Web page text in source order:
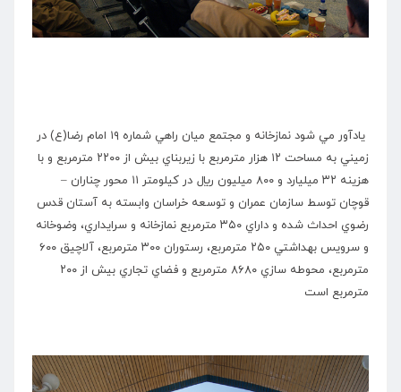
يادآور مي شود نمازخانه و مجتمع ميان راهي شماره ۱۹ امام رضا(ع) در
زميني به مساحت ۱۲ هزار مترمربع با زيربناي بيش از ۲۲۰۰ مترمربع و با
هزينه ۳۲ ميليارد و ۸۰۰ ميليون ريال در كيلومتر ۱۱ محور چناران –
قوچان توسط سازمان عمران و توسعه خراسان وابسته به آستان قدس
رضوي احداث شده و داراي ۳۵۰ مترمربع نمازخانه و سرايداري، وضوخانه
و سرويس بهداشتي ۲۵۰ مترمربع، رستوران ۳۰۰ مترمربع، آلاچيق ۶۰۰
مترمربع، محوطه سازي ۸۶۸۰ مترمربع و فضاي تجاري بيش از ۲۰۰
مترمربع است